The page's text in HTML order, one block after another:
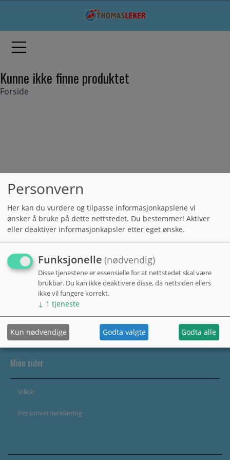
Kunne ikke finne produktet
Forside
Mine sider
Vilkår
Personvernerklæring
Personvern
Her kan du vurdere og tilpasse informasjonkapslene vi
ønsker å bruke på dette nettstedet. Du bestemmer! Aktiver
eller deaktiver informasjonkapsler etter eget ønske.
Funksjonelle (nødvendig)
Disse tjenestene er essensielle for at nettstedet skal være
brukbar. Du kan ikke deaktivere disse, da nettsiden ellers
ikke vil fungere korrekt.
↓ 1 tjeneste
Kun nødvendige Godta valgte Godta alle